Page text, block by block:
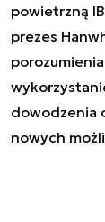
powietrzną
prezes
dowodzenia
nowych